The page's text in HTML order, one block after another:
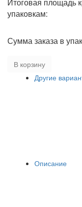
Итоговая площадь
упаковкам:
Сумма заказа в
В корзину
Другие
Описание